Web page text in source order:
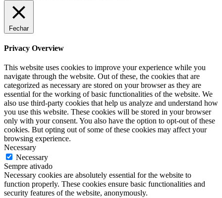
Fechar
Privacy Overview
This website uses cookies to improve your experience while you
navigate through the website. Out of these, the cookies that are
categorized as necessary are stored on your browser as they are
essential for the working of basic functionalities of the website. We
also use third-party cookies that help us analyze and understand how
you use this website. These cookies will be stored in your browser
only with your consent. You also have the option to opt-out of these
cookies. But opting out of some of these cookies may affect your
browsing experience.
Necessary
Necessary
Sempre ativado
Necessary cookies are absolutely essential for the website to
function properly. These cookies ensure basic functionalities and
security features of the website, anonymously.